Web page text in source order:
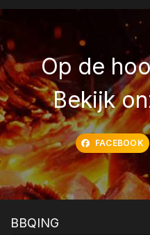
Op de
Bekijk
FACEBOOK
BBQING